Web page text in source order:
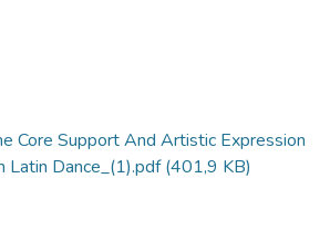
Core Support And Artistic Expression
Latin Dance_(1).pdf(401,9 KB)